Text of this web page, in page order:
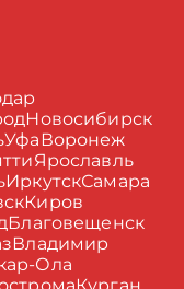
Новосибирск
Уфа Воронеж
Ярославль
ИркутскСамара
Киров
Благовещенск
Владимир
Ола